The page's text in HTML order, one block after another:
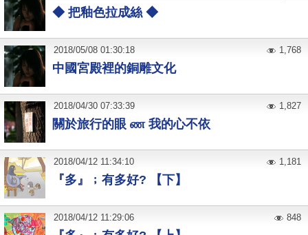
◆ 把釉色拉成絲 ◆
中國宮殿裡的銅雕文化
2018/05/08 01:30:18 1,768
關於旅行的眼 ண 我的心不依
2018/04/30 07:33:39 1,827
『多』﹔有多好? 【下】
2018/04/12 11:34:10 1,181
2018/04/12 11:29:06 848